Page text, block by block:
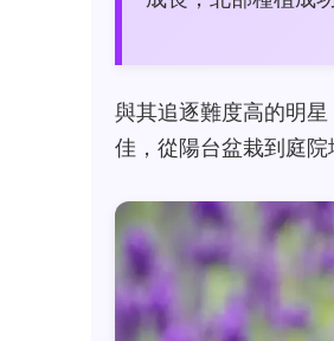
與其追逐難度高的明
佳，從陽台盆栽到庭院